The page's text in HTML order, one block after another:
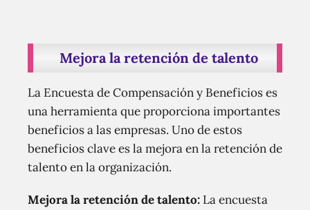
Mejora la retención de talento
La Encuesta de Compensación y Beneficios es
una herramienta que proporciona importantes
beneficios a las empresas. Uno de estos
beneficios clave es la mejora en la retención de
talento en la organización.
Mejora la retención de talento: La encuesta